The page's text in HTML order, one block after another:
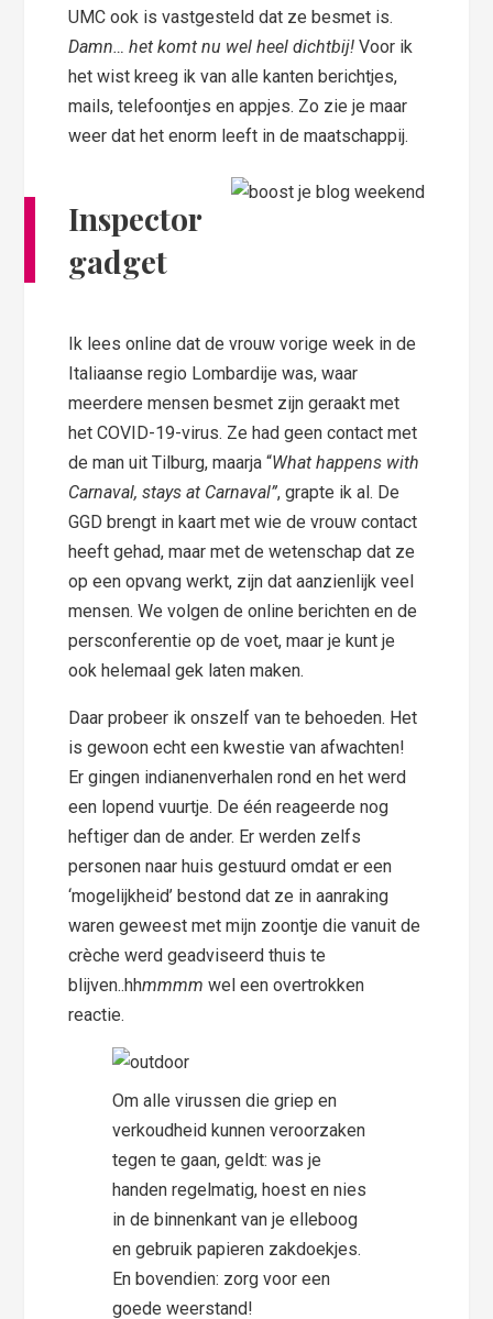
UMC ook is vastgesteld dat ze besmet is.
Damn… het komt nu wel heel dichtbij! Voor ik
het wist kreeg ik van alle kanten berichtjes,
mails, telefoontjes en appjes. Zo zie je maar
weer dat het enorm leeft in de maatschappij.
Inspector
gadget
Ik lees online dat de vrouw vorige week in de
Italiaanse regio Lombardije was, waar
meerdere mensen besmet zijn geraakt met
het COVID-19-virus. Ze had geen contact met
de man uit Tilburg, maarja “What happens with
Carnaval, stays at Carnaval”, grapte ik al. De
GGD brengt in kaart met wie de vrouw contact
heeft gehad, maar met de wetenschap dat ze
op een opvang werkt, zijn dat aanzienlijk veel
mensen. We volgen de online berichten en de
persconferentie op de voet, maar je kunt je
ook helemaal gek laten maken.
Daar probeer ik onszelf van te behoeden. Het
is gewoon echt een kwestie van afwachten!
Er gingen indianenverhalen rond en het werd
een lopend vuurtje. De één reageerde nog
heftiger dan de ander. Er werden zelfs
personen naar huis gestuurd omdat er een
‘mogelijkheid’ bestond dat ze in aanraking
waren geweest met mijn zoontje die vanuit de
crèche werd geadviseerd thuis te
blijven..hhmmmm wel een overtrokken
reactie.
Om alle virussen die griep en
verkoudheid kunnen veroorzaken
tegen te gaan, geldt: was je
handen regelmatig, hoest en nies
in de binnenkant van je elleboog
en gebruik papieren zakdoekjes.
En bovendien: zorg voor een
goede weerstand!